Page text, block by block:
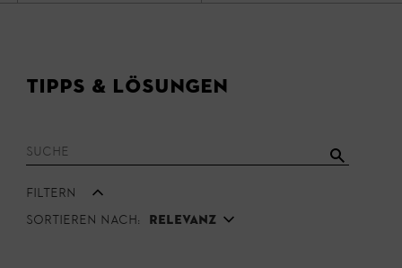
Tipps & Lösungen
Filtern
Sortieren nach:
Relevanz